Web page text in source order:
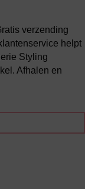
verzending
helpt
Styling
Afhalen en